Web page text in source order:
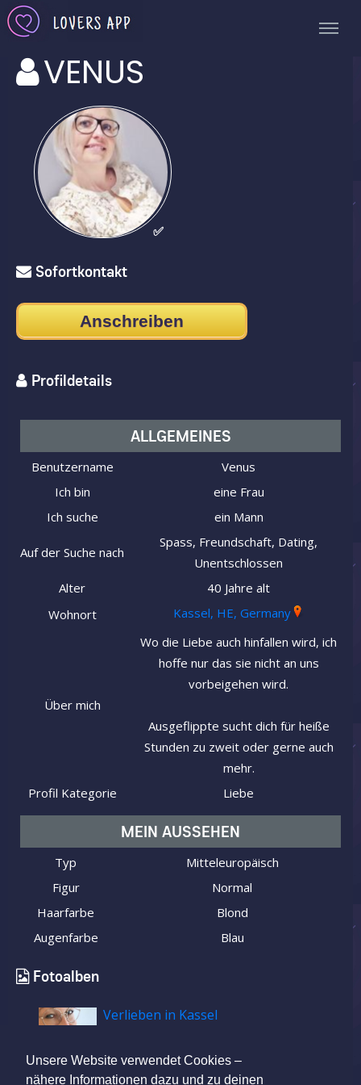
Unsere Website verwendet Cookies –
nähere Informationen dazu und zu deinen
VENUS
✅
Sofortkontakt
Anschreiben
Profildetails
ALLGEMEINES
Benutzername
Venus
Ich bin
eine Frau
Ich suche
ein Mann
Auf der Suche nach
Spass, Freundschaft, Dating,
Unentschlossen
Alter
40 Jahre alt
Wohnort
Kassel, HE, Germany
Über mich
Wo die Liebe auch hinfallen wird, ich
hoffe nur das sie nicht an uns
vorbeigehen wird.
Ausgeflippte sucht dich für heiße
Stunden zu zweit oder gerne auch
mehr.
Profil Kategorie
Liebe
MEIN AUSSEHEN
Typ
Mitteleuropäisch
Figur
Normal
Haarfarbe
Blond
Augenfarbe
Blau
Fotoalben
Verlieben in Kassel